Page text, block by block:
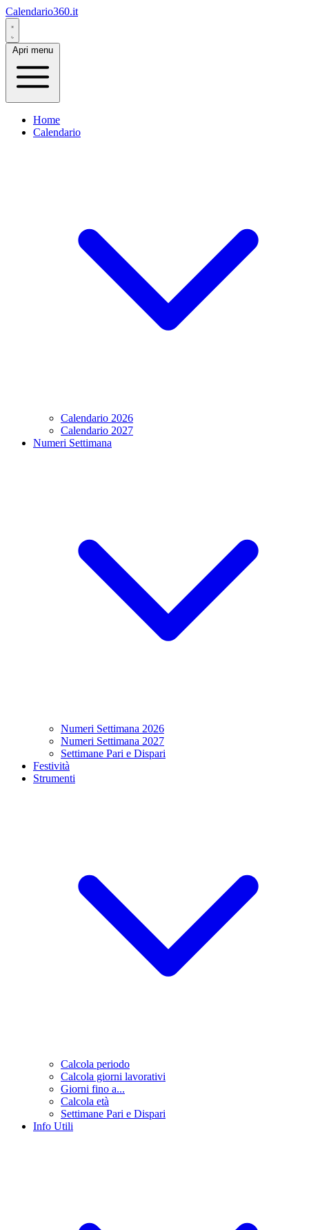
Calendario360.it
Apri menu
Home
Calendario
Calendario 2026
Calendario 2027
Numeri Settimana
Numeri Settimana 2026
Numeri Settimana 2027
Settimane Pari e Dispari
Festività
Strumenti
Calcola periodo
Calcola giorni lavorativi
Giorni fino a...
Calcola età
Settimane Pari e Dispari
Info Utili